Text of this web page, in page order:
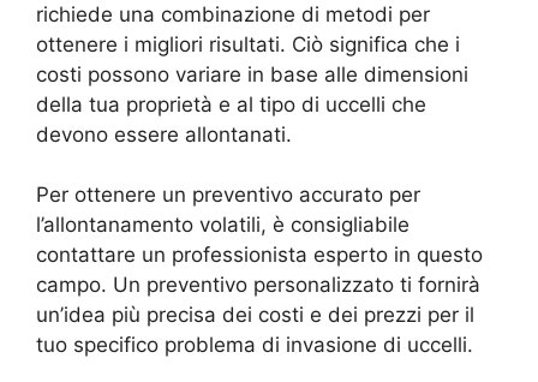
richiede una combinazione di metodi per
ottenere i migliori risultati. Ciò significa che i
costi possono variare in base alle dimensioni
della tua proprietà e al tipo di uccelli che
devono essere allontanati.
Per ottenere un preventivo accurato per
l’allontanamento volatili, è consigliabile
contattare un professionista esperto in questo
campo. Un preventivo personalizzato ti fornirà
un’idea più precisa dei costi e dei prezzi per il
tuo specifico problema di invasione di uccelli.